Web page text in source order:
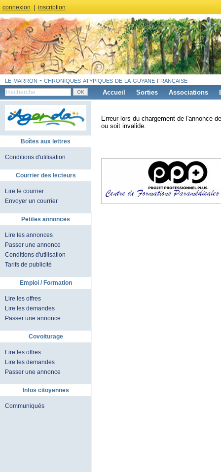
connexion inscription
le marron - chroniques atypiques de la guyane française
Accueil Sorties Associations
Boîtes aux lettres
Conditions d'utilisation
Courrier des lecteurs
Lire le courrier
Envoyer un courrier
Petites annonces
Lire les annonces
Passer une annonce
Conditions d'utilisation
Tarifs de publicité
Emploi / Formation
Lire les offres
Lire les demandes
Passer une annonce
Covoiturage
Lire les offres
Lire les demandes
Passer une annonce
Infos citoyennes
Communiqués
Erreur lors du chargement de l'annonce
ou soit invalide.